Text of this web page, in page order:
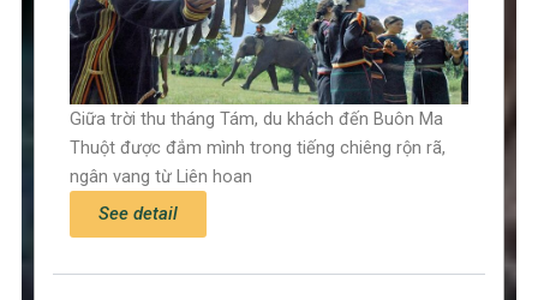
Giữa trời thu tháng Tám, du khách đến Buôn Ma
Thuột được đắm mình trong tiếng chiêng rộn rã,
ngân vang từ Liên hoan
See detail